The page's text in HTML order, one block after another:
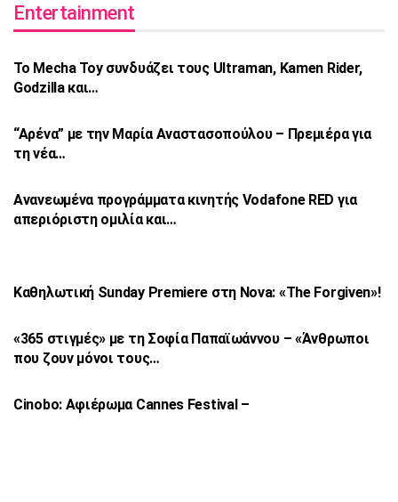
Entertainment
Το Mecha Toy συνδυάζει τους Ultraman,Kamen Rider,
Godzilla και…
“Αρένα” με την Μαρία Αναστασοπούλου – Πρεμιέρα για
τη νέα…
Ανανεωμένα προγράμματα κινητής VodafoneRED για
απεριόριστη ομιλία και…
Καθηλωτική Sunday Premiere στη Nova: «TheForgiven»!
«365 στιγμές» με τη Σοφία Παπαϊωάννου – «Άνθρωποι
που ζουν μόνοι τους…
Cinobo: Αφιέρωμα Cannes Festival –